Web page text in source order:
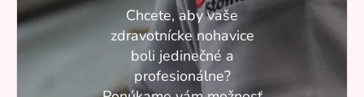
Chcete, aby vaše
zdravotnícke nohavice
boli jedinečné a
profesionálne?